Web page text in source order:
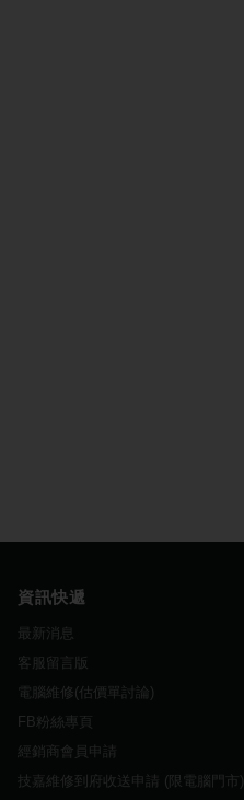
資訊快遞
最新消息
客服留言版
電腦維修(估價單討論)
FB粉絲專頁
經銷商會員申請
技嘉維修到府收送申請 (限電腦門市)